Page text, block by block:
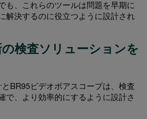
も、これらのツールは問題を早期に
解決するのに役立つように設計され
検査ソリューションを
BR95ビデオボアスコープは、検査
で、より効率的にするように設計さ